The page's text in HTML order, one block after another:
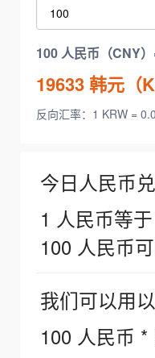
100 人民币（CNY
19633韩元（
反向汇率：1 KRW =
今日人民币
1 人民币等
100 人民币
我们可以用
100 人民币